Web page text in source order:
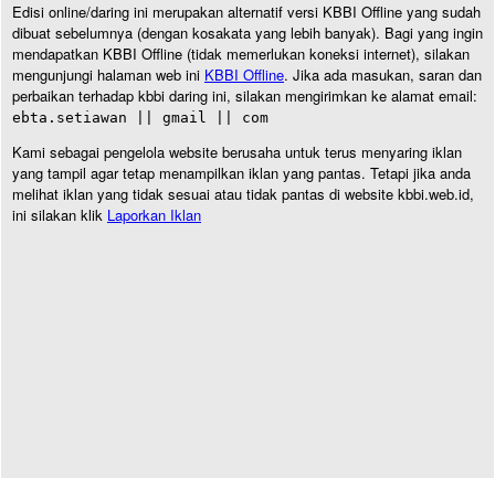
Edisi online/daring ini merupakan alternatif versi KBBI Offline yang sudah
dibuat sebelumnya (dengan kosakata yang lebih banyak). Bagi yang ingin
mendapatkan KBBI Offline (tidak memerlukan koneksi internet), silakan
mengunjungi halaman web ini KBBI Offline. Jika ada masukan, saran dan
perbaikan terhadap kbbi daring ini, silakan mengirimkan ke alamat email:
ebta.setiawan || gmail || com
Kami sebagai pengelola website berusaha untuk terus menyaring iklan
yang tampil agar tetap menampilkan iklan yang pantas. Tetapi jika anda
melihat iklan yang tidak sesuai atau tidak pantas di website kbbi.web.id,
ini silakan klik Laporkan Iklan